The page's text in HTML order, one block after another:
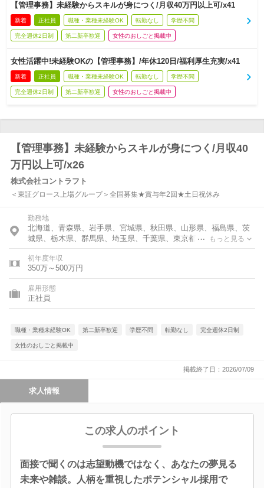
【管理事務】未経験からスキルが身につく/月収40万円以上可/x41
新着 正社員 職種・業種未経験OK 転勤なし 学歴不問
完全週休2日制 第二新卒歓迎 女性のおしごと掲載中
女性活躍中!未経験OKの【管理事務】/年休120日/福利厚生充実/x41
新着 正社員 職種・業種未経験OK 転勤なし 学歴不問
完全週休2日制 第二新卒歓迎 女性のおしごと掲載中
【管理事務】未経験からスキルが身につく/月収40
万円以上可/x26
株式会社コントラフト
＜東証グロース上場グループ＞全国募集★賞与年2回★土日祝休み
勤務地
北海道、青森県、岩手県、宮城県、秋田県、山形県、福島県、茨
城県、栃木県、群馬県、埼玉県、千葉県、東京都、神奈川県、富
山県、石川県、福井県、長野県、岐阜県、静岡県、愛知県、三重
県、滋賀県、京都府、大阪府、兵庫県、奈良県、和歌山県、鳥取
県、島根県、岡山県、広島県、山口県、徳島県、香川県、愛媛
県、高知県、福岡県、佐賀県、長崎県、熊本県、大分県、宮崎
県、鹿児島県、沖縄県
もっと見る
初年度年収
350万～500万円
雇用形態
正社員
職種・業種未経験OK 第二新卒歓迎 学歴不問 転勤なし 完全週休2日制
女性のおしごと掲載中
掲載終了日：2026/07/09
求人情報
この求人のポイント
面接で聞くのは志望動機ではなく、あなたの夢見る
未来や雑談。人柄を重視したポテンシャル採用で